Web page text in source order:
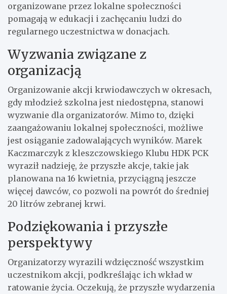
organizowane przez lokalne społeczności
pomagają w edukacji i zachęcaniu ludzi do
regularnego uczestnictwa w donacjach.
Wyzwania związane z
organizacją
Organizowanie akcji krwiodawczych w okresach,
gdy młodzież szkolna jest niedostępna, stanowi
wyzwanie dla organizatorów. Mimo to, dzięki
zaangażowaniu lokalnej społeczności, możliwe
jest osiąganie zadowalających wyników. Marek
Kaczmarczyk z kleszczowskiego Klubu HDK PCK
wyraził nadzieję, że przyszłe akcje, takie jak
planowana na 16 kwietnia, przyciągną jeszcze
więcej dawców, co pozwoli na powrót do średniej
20 litrów zebranej krwi.
Podziękowania i przyszłe
perspektywy
Organizatorzy wyrazili wdzięczność wszystkim
uczestnikom akcji, podkreślając ich wkład w
ratowanie życia. Oczekują, że przyszłe wydarzenia